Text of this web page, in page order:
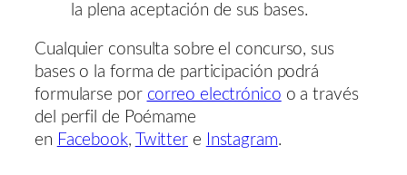
la plena aceptación de sus bases.
Cualquier consulta sobre el concurso, sus
bases o la forma de participación podrá
formularse por correo electrónico o a través
del perfil de Poémame
en Facebook, Twitter e Instagram.